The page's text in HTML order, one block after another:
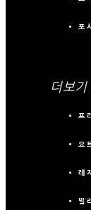
포
더보기
프
요
레
빌